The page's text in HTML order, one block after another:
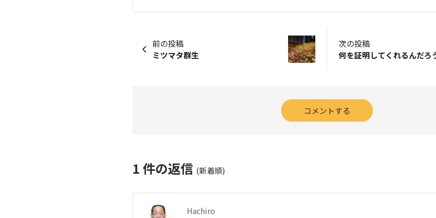
前の投稿
ミツマタ群生
次の投稿
何を証明してくれるんだろ
コメントする
1 件の返信 (新着順)
Hachiro